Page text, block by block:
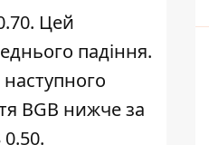
Цей
падіння.
BGB нижче за